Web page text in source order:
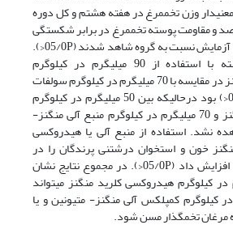
وزن تخم­مرغ در هفته هشتم و کل دوره
و مقاومت پوسته تخم­مرغ در برابر شکستگی
در طی هفته­های مختلف آزمایش نسبت به گروه شاهد شدند (05/0P<).
افزایش مقاومت پوسته با استفاده از 90 میلی­گرم در کیلوگرم
هیدروکسی کلرید منگنز در مقایسه با 70 میلی­گرم در کیلوگرم سولفات
منگنز، معنی­دار (05/0P<) بود درحالی­که بین 50 میلی­گرم در کیلوگرم
هیدروکسی کلرید منگنز و 70 میلی­گرم در کیلوگرم منبع آلی منگنز-
نشد. استفاده از منبع آلی یا هیدروکسی
خون و استخوان درشت­نی پرندگان را در
مقایسه با گروه شاهد افزایش داد (05/0P<). در مجموع نتایج نشان
میلی­گرم در کیلوگرم هیدروکسی کلرید منگنز می­تواند
میلی­گرم در کیلوگرم کمپلکس آلی منگنز- متیونین و یا
مرغان تخم­گذار مسن شود.